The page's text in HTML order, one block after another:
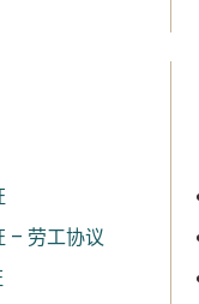
– 劳工协议